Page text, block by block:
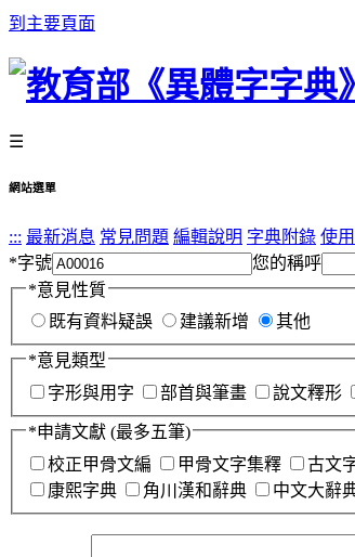
到主要頁面
☰
網站選單
::: 最新消息 常見問題 編輯說明 字典附錄 使
*字號 您的稱呼
*意見性質
既有資料疑誤
建議新增 其他
*意見類型
字形與用字
部首與筆畫 說文釋形
*申請文獻 (最多五筆)
校正甲骨文編
甲骨文字集釋 古文
康熙字典
角川漢和辭典 中文大辭